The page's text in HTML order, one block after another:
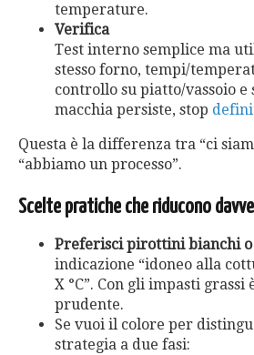
temperature.
Verifica
Test interno semplice ma
stesso forno, tempi/
controllo su piatto/vassoio e
macchia persiste, stop
Questa è la differenza tra “ci
“abbiamo un processo”.
Scelte pratiche che riducono
Preferisci pirottini bianchi
indicazione “idoneo alla
X °C”. Con gli impasti grassi
prudente.
Se vuoi il colore per
strategia a due fasi: